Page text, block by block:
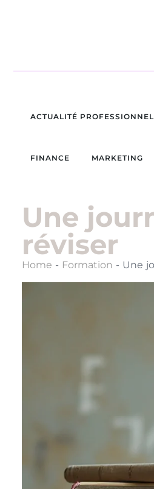
ACTUALITÉ
FINANCE MARKETING
Une
réviser
Home - Formation - Une